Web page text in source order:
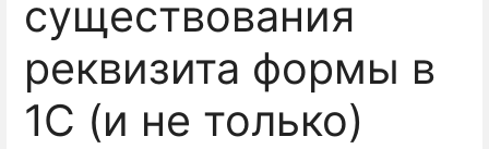
существования
реквизита формы в
1С (и не только)